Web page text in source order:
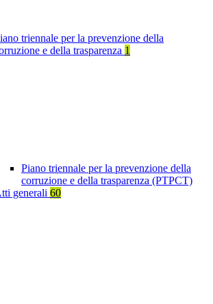
triennale per la prevenzione della
e della trasparenza 1
Piano triennale per la prevenzione della
corruzione e della trasparenza (PTPCT)
generali 60